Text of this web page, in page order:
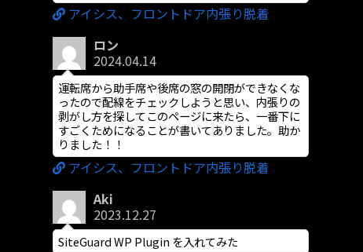
アイシス、フロントドア内張り脱着
ロン
2024.04.14
運転席から助手席や後席の窓の開閉ができなくな
ったので配線をチェックしようと思い、内張りの
剥がし方を探してこのページに来たら、一番下に
すごくためになることが書いてありました。助か
りました！！
アイシス、フロントドア内張り脱着
Aki
2023.12.27
SiteGuard WP Plugin を入れてみた